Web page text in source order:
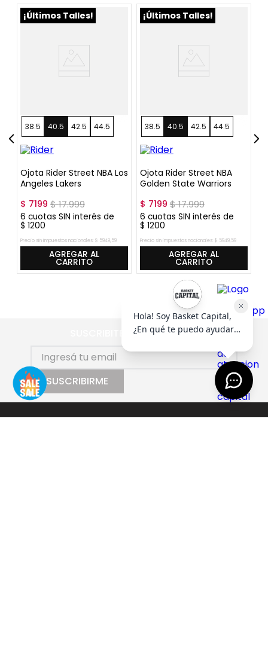
¡Últimos Talles!
38.5 40.5 42.5 44.5
Ojota Rider Street NBA Los
Angeles Lakers
$ 7199 $17.999
6 cuotas SIN interés de
$ 1200
Precio sin impuestos nacionales: $ 5949,59
AGREGAR AL
CARRITO
¡Últimos Talles!
38.5 40.5 42.5 44.5
Ojota Rider Street NBA
Golden State Warriors
$ 7199 $17.999
6 cuotas SIN interés de
$ 1200
Precio sin impuestos nacionales: $ 5949,59
AGREGAR AL
CARRITO
SUSCRIBITE AL NEWSLETTER
SUSCRIBIRME
AYUDA +